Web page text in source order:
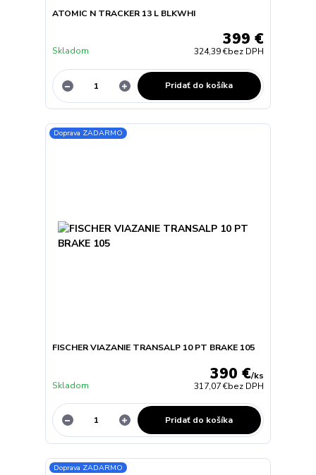
ATOMIC N TRACKER 13 L BLKWHI
399 €
324,39 €bez DPH
Skladom
Pridať do košíka
Doprava ZADARMO
FISCHER VIAZANIE TRANSALP 10 PT BRAKE 105
390 €/ks
317,07 €bez DPH
Skladom
Pridať do košíka
Doprava ZADARMO